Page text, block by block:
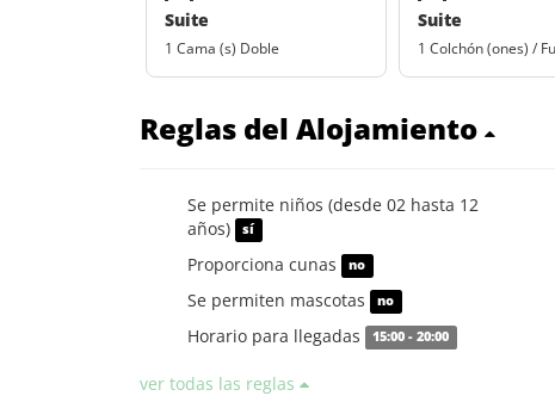
Suite
1 Cama (s) Doble
Suite
1 Colchón (ones) /
Reglas del Alojamiento
Se permite niños (desde 02 hasta 12
años)
sí
Proporciona cunas no
Se permiten mascotas no
Horario para llegadas 15:00 - 20:00
ver todas las reglas